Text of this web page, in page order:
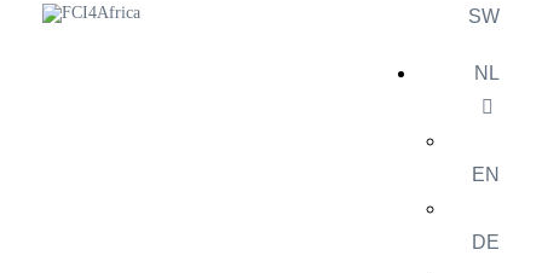
SW
NL
EN
DE